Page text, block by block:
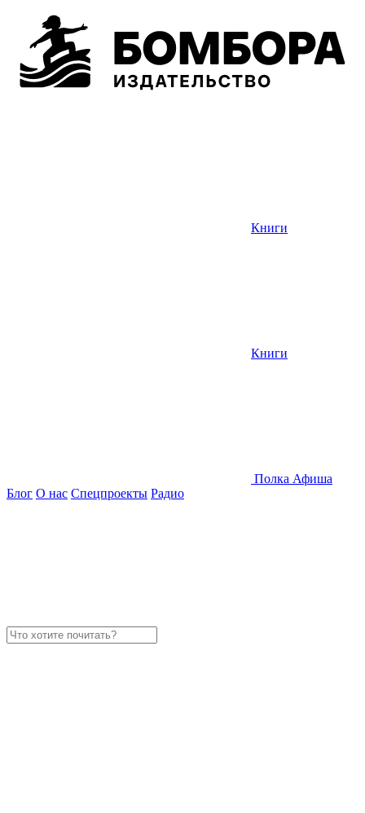
Книги
Книги
Полка Афиша
Блог О нас Спецпроекты Радио